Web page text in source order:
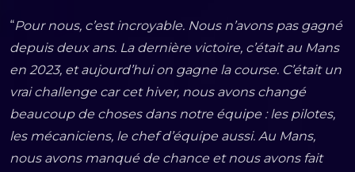
“Pour nous, c’est incroyable. Nous n’avons pas gagné
depuis deux ans. La dernière victoire, c’était au Mans
en 2023, et aujourd’hui on gagne la course. C’était un
vrai challenge car cet hiver, nous avons changé
beaucoup de choses dans notre équipe : les pilotes,
les mécaniciens, le chef d’équipe aussi. Au Mans,
nous avons manqué de chance et nous avons fait